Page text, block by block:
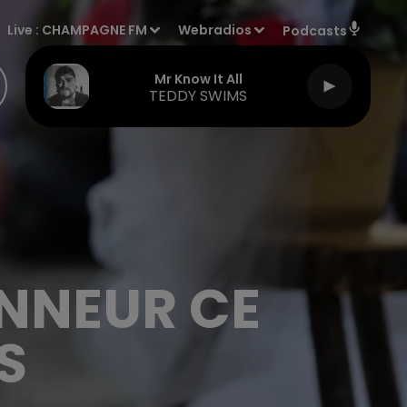
Live : CHAMPAGNE FM Webradios Podcasts
Mr Know It All
TEDDY SWIMS
CE